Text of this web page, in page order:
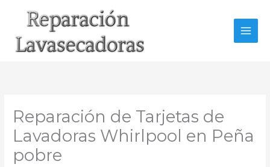
Reparación de Tarjetas de
Lavadoras Whirlpool en Peña
pobre